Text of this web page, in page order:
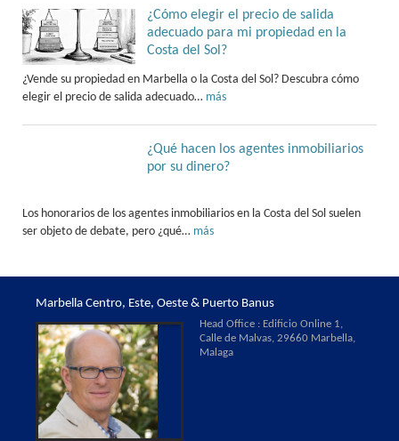
¿Cómo elegir el precio de salida
adecuado para mi propiedad en la
Costa del Sol?
¿Vende su propiedad en Marbella o la Costa del Sol? Descubra cómo
elegir el precio de salida adecuado… más
¿Qué hacen los agentes inmobiliarios
por su dinero?
Los honorarios de los agentes inmobiliarios en la Costa del Sol suelen
ser objeto de debate, pero ¿qué… más
Marbella Centro, Este, Oeste & Puerto Banus
Head Office : Edificio Online 1,
Calle de Malvas, 29660 Marbella,
Malaga